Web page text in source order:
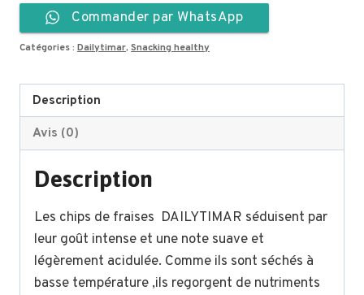
de
fraises
Commander par WhatsApp
Catégories : Dailytimar, Snacking healthy
Description
Avis (0)
Description
Les chips de fraises DAILYTIMAR séduisent par
leur goût intense et une note suave et
légèrement acidulée. Comme ils sont séchés à
basse température ,ils regorgent de nutriments